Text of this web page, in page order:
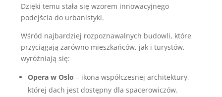
Dzięki temu stała się wzorem innowacyjnego
podejścia do urbanistyki.
Wśród najbardziej rozpoznawalnych budowli, które
przyciągają zarówno mieszkańców, jak i turystów,
wyróżniają się:
Opera w Oslo – ikona współczesnej architektury,
której dach jest dostępny dla spacerowiczów.